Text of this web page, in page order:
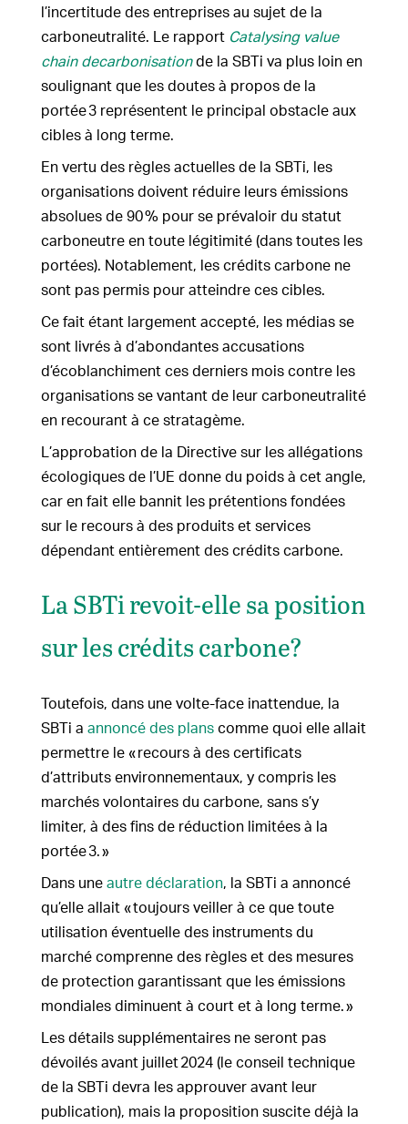
l’incertitude des entreprises au sujet de la
carboneutralité. Le rapport Catalysing value
chain decarbonisationde la SBTi va plus loin en
soulignant que les doutes à propos de la
portée 3 représentent le principal obstacle aux
cibles à long terme.
En vertu des règles actuelles de la SBTi, les
organisations doivent réduire leurs émissions
absolues de 90 % pour se prévaloir du statut
carboneutre en toute légitimité (dans toutes les
portées). Notablement, les crédits carbone ne
sont pas permis pour atteindre ces cibles.
Ce fait étant largement accepté, les médias se
sont livrés à d’abondantes accusations
d’écoblanchiment ces derniers mois contre les
organisations se vantant de leur carboneutralité
en recourant à ce stratagème.
L’approbation de la Directive sur les allégations
écologiques de l’UE donne du poids à cet angle,
car en fait elle bannit les prétentions fondées
sur le recours à des produits et services
dépendant entièrement des crédits carbone.
La SBTi revoit-elle sa position
sur les crédits carbone?
Toutefois, dans une volte-face inattendue, la
SBTi a annoncé des planscomme quoi elle allait
permettre le « recours à des certificats
d’attributs environnementaux, y compris les
marchés volontaires du carbone, sans s’y
limiter, à des fins de réduction limitées à la
portée 3. »
Dans uneautre déclaration, la SBTi a annoncé
qu’elle allait « toujours veiller à ce que toute
utilisation éventuelle des instruments du
marché comprenne des règles et des mesures
de protection garantissant que les émissions
mondiales diminuent à court et à long terme. »
Les détails supplémentaires ne seront pas
dévoilés avant juillet 2024 (le conseil technique
de la SBTi devra les approuver avant leur
publication), mais la proposition suscite déjà la